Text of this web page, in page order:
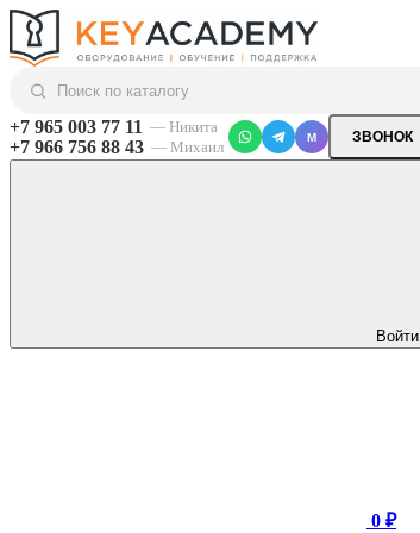
+7 965 003 77 11 — Никита
+7 966 756 88 43 — Михаил
M ЗВОНОК
Войти
0 ₽